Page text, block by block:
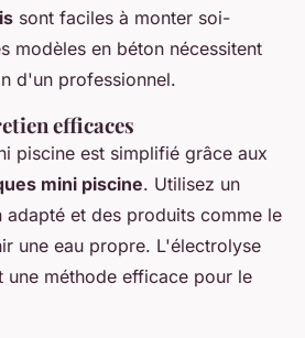
sont faciles à monter soi-
modèles en béton nécessitent
d'un professionnel.
efficaces
piscine est simplifié grâce aux
mini piscine. Utilisez un
adapté et des produits comme le
une eau propre. L'électrolyse
une méthode efficace pour le